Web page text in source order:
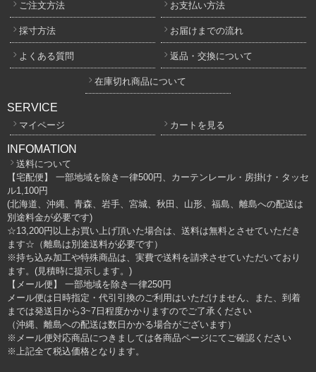
ご注文方法 お支払い方法
採寸方法 お届けまでの流れ
よくある質問 返品・交換について
在庫切れ商品について
SERVICE
マイページ カートを見る
INFOMATION
送料について
【宅配便】 一部地域を除き一律500円、カーテンレール・房掛け・タッセ
ル1,100円
(北海道、沖縄、青森、岩手、宮城、秋田、山形、福島、離島への配送は
別途料金が必要です)
☆13,200円以上お買い上げ頂いた場合は、送料は無料とさせていただき
ます☆（離島は別途送料が必要です）
※持ち込み加工や特殊商品は、実費で送料を請求させていただいており
ます。(見積時に提示します。)
【メール便】 一部地域を除き一律250円
メール便は日時指定・代引引換のご利用はいただけません、また、到着
までは発送日から3~7日程度かかりますのでご了承ください
（沖縄、離島への配送は数日かかる場合がございます）
※メール便対応商品につきましては各商品ページにてご確認ください
※上記全て税込価格となります。